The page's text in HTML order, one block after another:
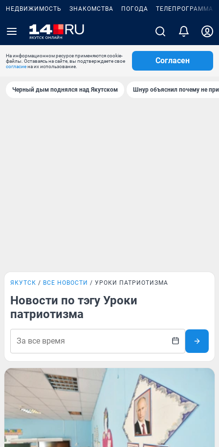
НЕДВИЖИМОСТЬ ЗНАКОМСТВА ПОГОДА ТЕЛЕПРОГРАММА
На информационном ресурсе применяются cookie-
файлы. Оставаясь на сайте, вы подтверждаете свое
согласиена их использование.
Согласен
Черный дым поднялся над Якутском Шнур объяснил почему не
ЯКУТСК ВСЕ НОВОСТИ УРОКИ ПАТРИОТИЗМА
Новости по тэгу Уроки
патриотизма